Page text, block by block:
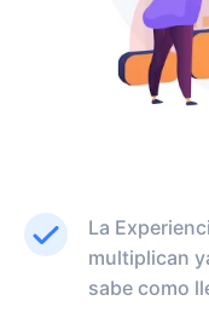
La
multiplican
sabe como